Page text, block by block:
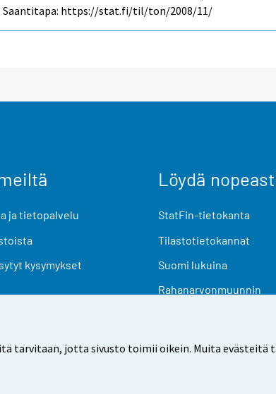
tarvitaan, jotta sivusto toimii oikein. Muita evästeitä
Saantitapa: https://stat.fi/til/ton/2008/11/
ja tietopalvelu
kysymykset
Löydä
StatFin-tietokanta
Tilastotietokannat
Suomi lukuina
Rahanarvonmuunnin